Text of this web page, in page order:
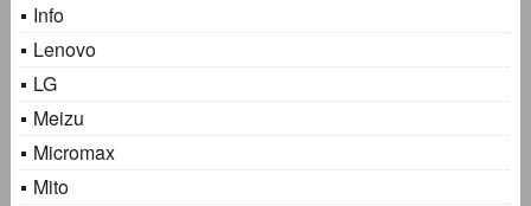
Info
Lenovo
LG
Meizu
Micromax
Mito